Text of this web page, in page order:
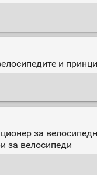
и
за
за велосипеди